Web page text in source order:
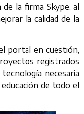
de la firma Skype, al
la calidad de la
portal en cuestión,
registrados
necesaria
de todo el